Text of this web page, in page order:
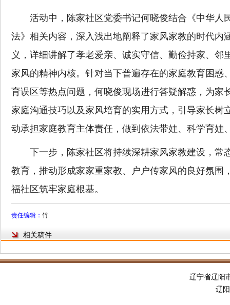
活动中，陈家社区党委书记何晓俊结合《中华人
法》相关内容，深入浅出地阐释了家风家教的时代内
义，详细讲解了孝老爱亲、诚实守信、勤俭持家、邻
家风的精神内核。针对当下普遍存在的家庭教育困惑
育误区等热点问题，何晓俊现场进行答疑解惑，为家
家庭沟通技巧以及家风培育的实用方式，引导家长树
动承担家庭教育主体责任，做到依法带娃、科学育娃
下一步，陈家社区将持续深耕家风家教建设，常
教育，推动形成家家重家教、户户传家风的良好氛围
福社区筑牢家庭根基。
责任编辑： 竹
相关稿件
辽宁省辽阳
辽